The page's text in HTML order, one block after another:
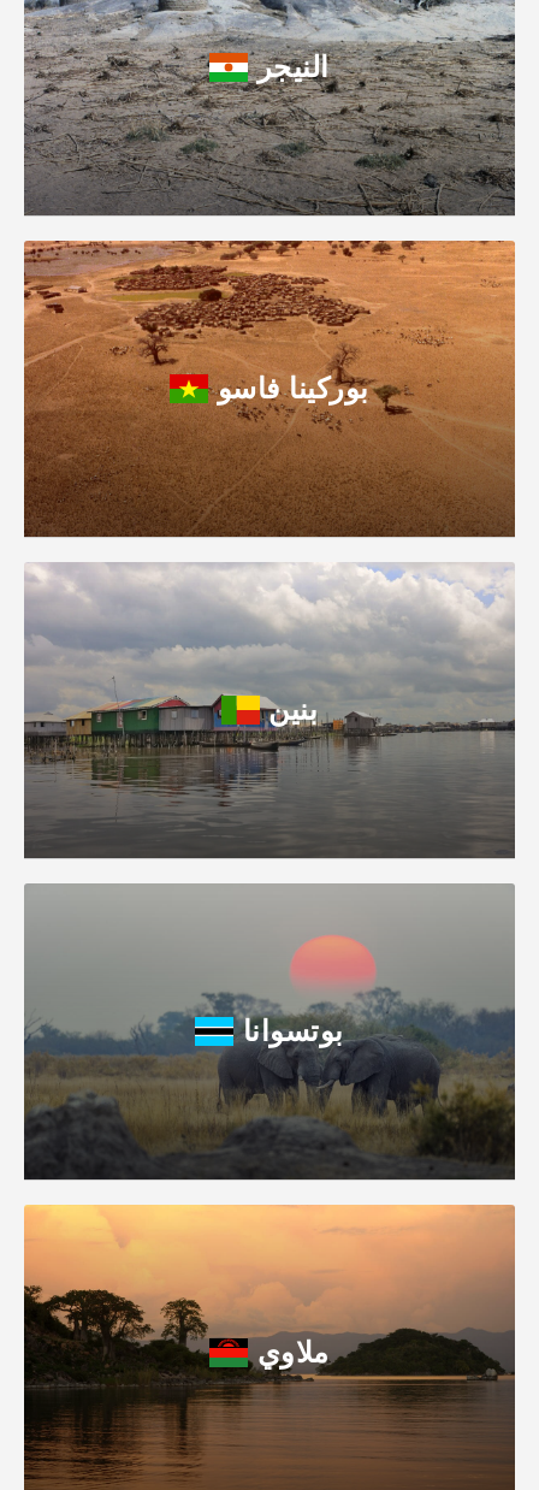
النيجر
بوركينا فاسو
بنين
بوتسوانا
ملاوي